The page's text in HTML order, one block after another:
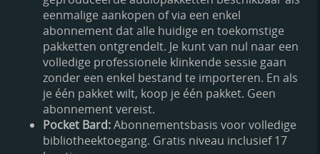
eenmalige aankopen of via een enkel
abonnement dat alle huidige en toekomstige
pakketten ontgrendelt. Je kunt van nul naar een
volledige professionele klinkende sessie gaan
zonder een enkel bestand te importeren. En als
je één pakket wilt, koop je één pakket. Geen
abonnement vereist.
Pocket Bard:Abonnementsbasis voor volledige
bibliotheektoegang. Gratis niveau inclusief 17